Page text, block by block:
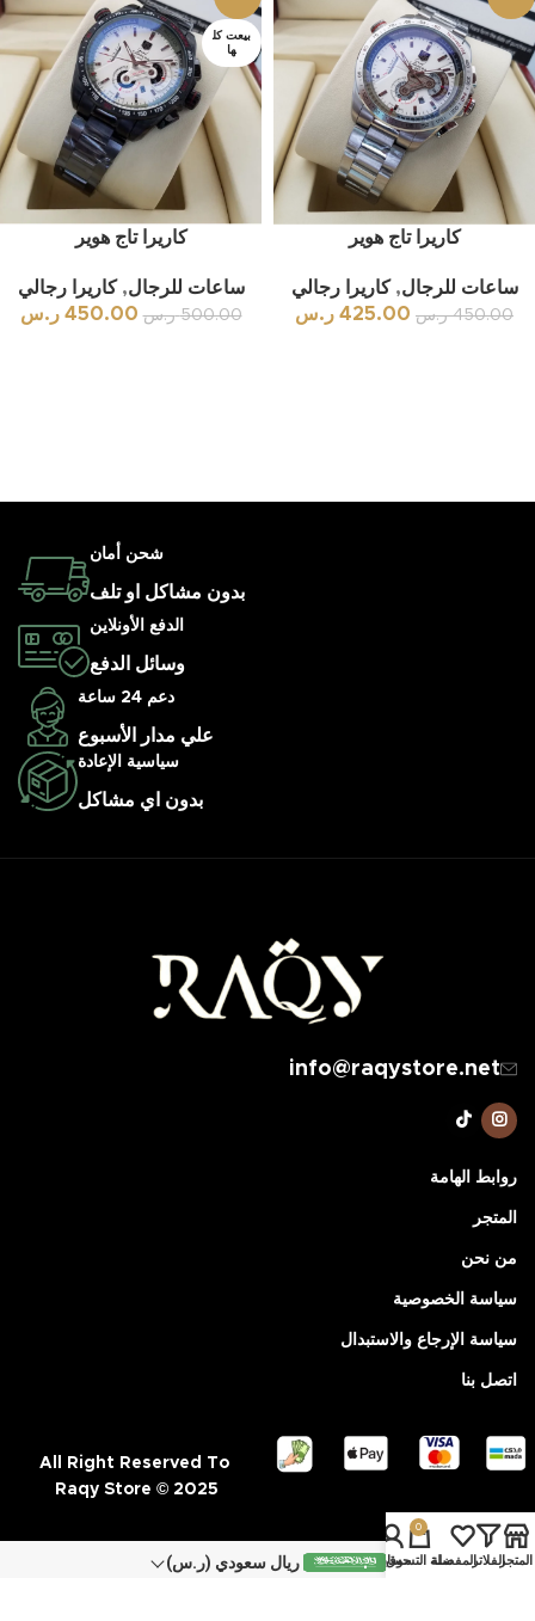
كاريرا تاج هوير
ساعات للرجال,كاريرا رجالي
450.00 ر.س 425.00 ر.س
بيعت كل
ها
كاريرا تاج هوير
ساعات للرجال,كاريرا رجالي
500.00 ر.س 450.00 ر.س
شحن أمان
بدون مشاكل او تلف
الدفع الأونلاين
وسائل الدفع
دعم 24 ساعة
علي مدار الأسبوع
سياسية الإعادة
بدون اي مشاكل
info@raqystore.net
روابط الهامة
المتجر
من نحن
سياسة الخصوصية
سياسة الإرجاع والاستبدال
اتصل بنا
All Right Reserved To
Raqy Store © 2025
ريال سعودي (ر.س) المتجرالفلاترالمفضلة
0
سلة التسوق
حسابي